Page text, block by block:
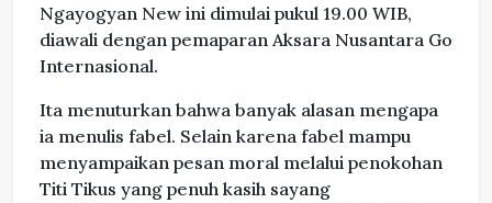
Ngayogyan New ini dimulai pukul 19.00 WIB,
diawali dengan pemaparan Aksara Nusantara Go
Internasional.
Ita menuturkan bahwa banyak alasan mengapa
ia menulis fabel. Selain karena fabel mampu
menyampaikan pesan moral melalui penokohan
Titi Tikus yang penuh kasih sayang